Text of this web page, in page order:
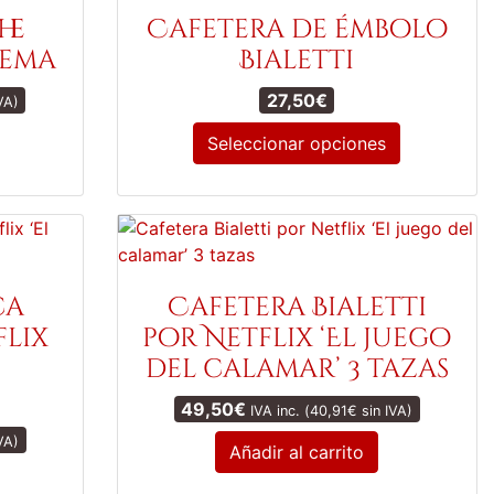
Cafetera de émbolo
Bialetti
27,50€
Seleccionar opciones
producto
tiene
variantes.
Las
opciones
se
pueden
elegir
en
la
Cafetera Bialetti
por Netflix ‘El juego
del calamar’ 3 tazas
49,50€ IVA inc. (40,91€ sin IVA)
Añadir al carrito